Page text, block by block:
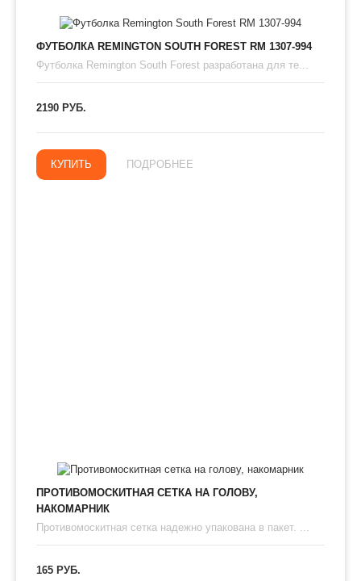
ФУТБОЛКА REMINGTON SOUTH FOREST RM 1307-994
Футболка Remington South Forest разработана для те...
2190 РУБ.
КУПИТЬ ПОДРОБНЕЕ
ПРОТИВОМОСКИТНАЯ СЕТКА НА ГОЛОВУ,
НАКОМАРНИК
Противомоскитная сетка надежно упакована в пакет. ...
165 РУБ.